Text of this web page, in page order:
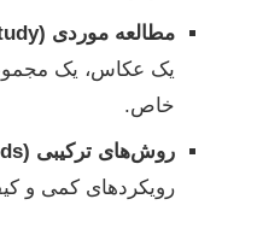
مطالعه موردی (Case Study):
یک عکاس، یک
خاص.
روش‌های ترکیبی (Mixed Methods):
رویکردهای کمی و